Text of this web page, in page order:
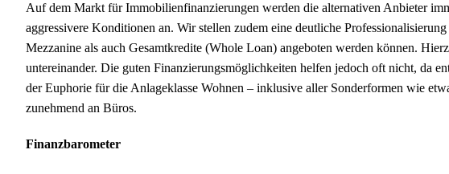
Auf dem Markt für Immobilienfinanzierungen werden die alternativen Anbieter
aggressivere Konditionen an. Wir stellen zudem eine deutliche
Mezzanine als auch Gesamtkredite (Whole Loan) angeboten werden können.
untereinander. Die guten Finanzierungsmöglichkeiten helfen jedoch oft nicht, da
der Euphorie für die Anlageklasse Wohnen – inklusive aller Sonderformen wie
zunehmend an Büros.
Finanzbarometer